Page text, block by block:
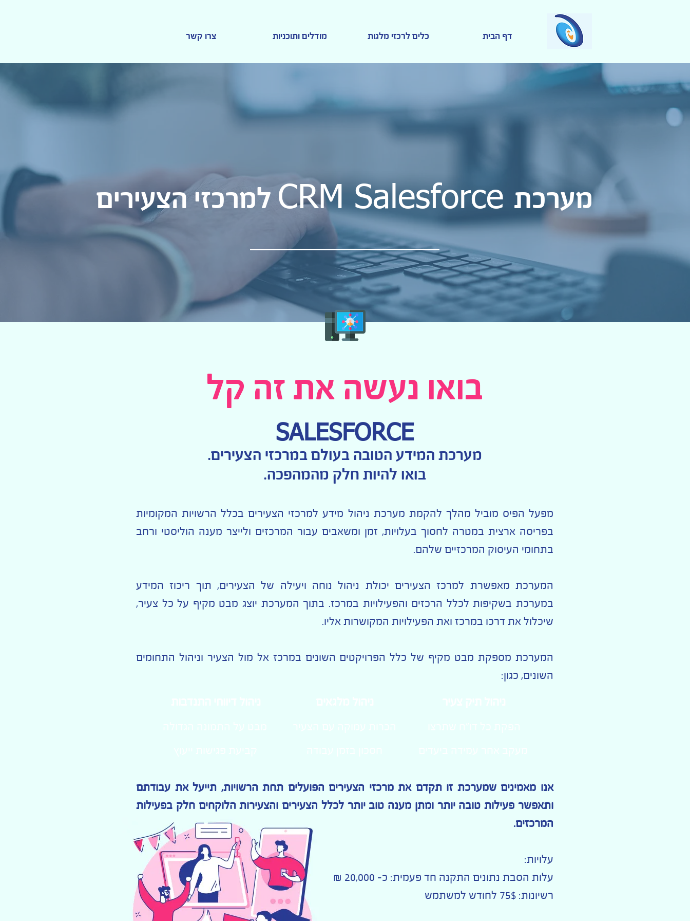
דף הבית כלים לרכזי מלגות מודלים ותוכניות צרו קשר
מערכת למרכזי הצעירים
בואו נעשה את זה קל
SALESFORCE
מערכת המידע הטובה בעולם במרכזי הצעירים.
בואו להיות חלק מהמהפכה.
מפעל הפיס מוביל מהלך להקמת מערכת ניהול מידע למרכזי הצעירים בכלל הרשויות המקומיות
בפריסה ארצית במטרה לחסוך בעלויות, זמן ומשאבים עבור המרכזים ולייצר מענה הוליסטי ורחב
בתחומי העיסוק המרכזיים שלהם.
המערכת מאפשרת למרכז הצעירים יכולת ניהול נוחה ויעילה של הצעירים, תוך ריכוז המידע
במערכת בשקיפות לכלל הרכזים והפעילויות במרכז. בתוך המערכת יוצג מבט מקיף על כל צעיר,
שיכלול את דרכו במרכז ואת הפעילויות המקושרות אליו.
המערכת מספקת מבט מקיף של כלל הפרויקטים השונים במרכז אל מול הצעיר וניהול התחומים
השונים, כגון:
אנו מאמינים שמערכת זו תקדם את מרכזי הצעירים הפועלים תחת הרשויות, תייעל את עבודתם
ותאפשר פעילות טובה יותר ומתן מענה טוב יותר לכלל הצעירים והצעירות הלוקחים חלק בפעילות
המרכזים.
עלויות:
עלות הסבת נתונים התקנה חד פעמית: כ- 20,000 ₪
רשיונות: 75$ לחודש למשתמש